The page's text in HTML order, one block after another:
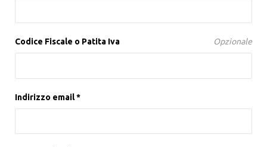
Codice Fiscale o Patita Iva Opzionale
Indirizzo email *